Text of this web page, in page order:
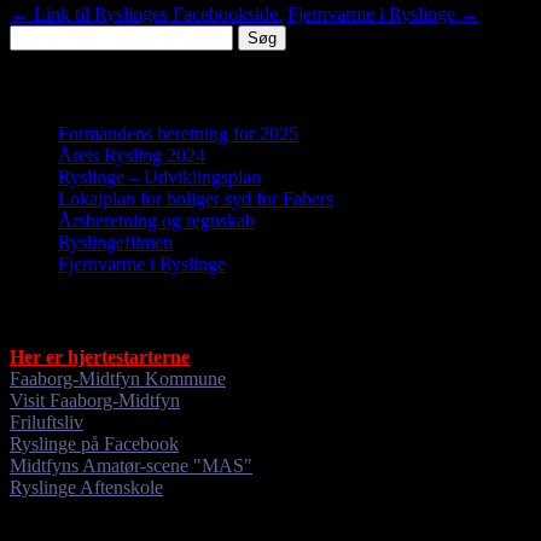
← Link til Ryslinges Facebookside. Fjernvarme i Ryslinge →
efter:
Formandens beretning for 2025
Årets Rysling 2024
Ryslinge – Udviklingsplan
Lokalplan for boliger syd for Fabers
Årsberetning og regnskab
Ryslingefilmen
Fjernvarme i Ryslinge
Her er hjertestarterne
Faaborg-Midtfyn Kommune
Visit Faaborg-Midtfyn
Friluftsliv
Ryslinge på Facebook
Midtfyns Amatør-scene "MAS"
Ryslinge Aftenskole